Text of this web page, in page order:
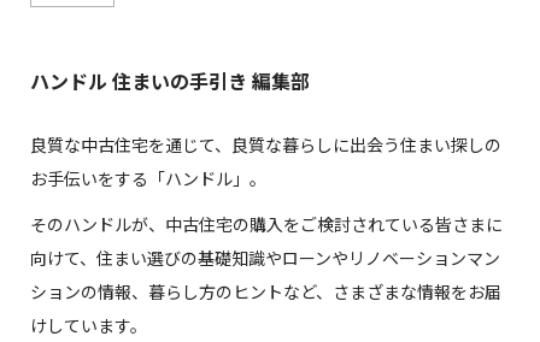
ハンドル 住まいの手引き 編集部
良質な中古住宅を通じて、良質な暮らしに出会う住まい探しの
お手伝いをする「ハンドル」。
そのハンドルが、中古住宅の購入をご検討されている皆さまに
向けて、住まい選びの基礎知識やローンやリノベーションマン
ションの情報、暮らし方のヒントなど、さまざまな情報をお届
けしています。